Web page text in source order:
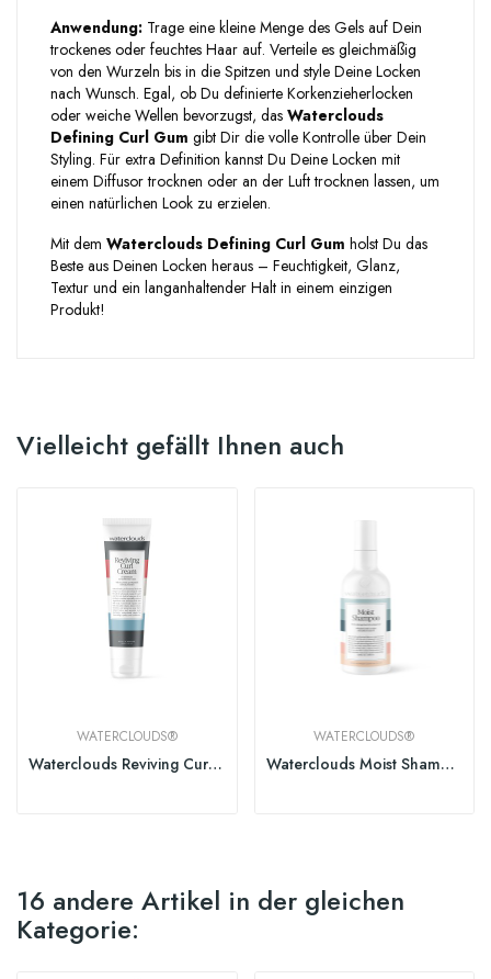
Anwendung: Trage eine kleine Menge des Gels auf Dein
trockenes oder feuchtes Haar auf. Verteile es gleichmäßig
von den Wurzeln bis in die Spitzen und style Deine Locken
nach Wunsch. Egal, ob Du definierte Korkenzieherlocken
oder weiche Wellen bevorzugst, das Waterclouds
Defining Curl Gum gibt Dir die volle Kontrolle über Dein
Styling. Für extra Definition kannst Du Deine Locken mit
einem Diffusor trocknen oder an der Luft trocknen lassen, um
einen natürlichen Look zu erzielen.
Mit dem Waterclouds Defining Curl Gum holst Du das
Beste aus Deinen Locken heraus – Feuchtigkeit, Glanz,
Textur und ein langanhaltender Halt in einem einzigen
Produkt!
Vielleicht gefällt Ihnen auch
WATERCLOUDS®
Waterclouds Reviving Curl Cream 150ml
WATERCLOUDS®
Waterclouds Moist Shampoo
16 andere Artikel in der gleichen
Kategorie: